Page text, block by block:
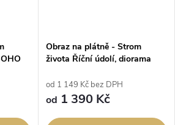
Obraz na plátně - Strom
života Říční údolí, diorama
od 1 149 Kč bez DPH
od 1 390 Kč